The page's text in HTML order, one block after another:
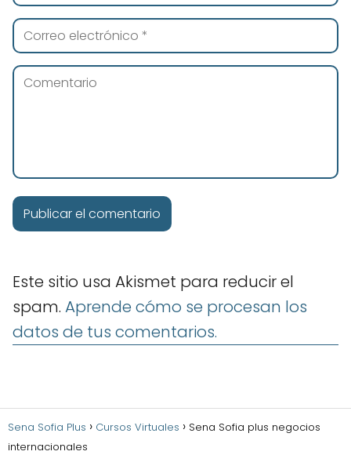
Este sitio usa Akismet para reducir el
spam. Aprende cómo se procesan los
datos de tus comentarios.
Sena Sofia Plus Cursos Virtuales
Sena Sofia plus negocios
internacionales